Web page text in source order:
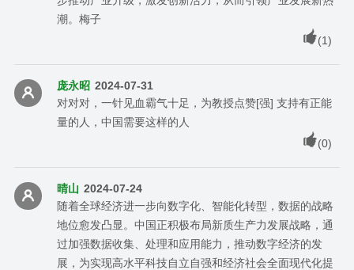
潮。梅子
(1)
庞永昭 2024-07-31
对对对，一针见血霸气十足，为教授点赞[强] 支持有正能
量的人，中国需要这样的人
(0)
晴山 2024-07-24
随着全球经济进一步向数字化、智能化转型，数据的战略
地位愈发凸显。中国正积极布局新质生产力发展战略，通
过加强数据收集、处理和应用能力，推动数字经济的发
展，为实现高水平科技自立自强和经济社会全面现代化提